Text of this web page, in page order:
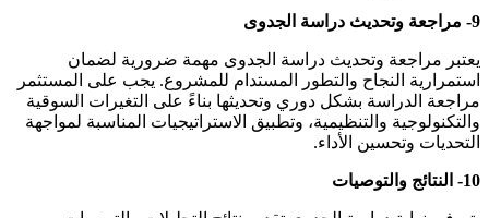
يعتبر مراجعة وتحديث دراسة الجدوى مهمة ضرورية لضمان
استمرارية النجاح والتطور المستدام للمشروع. يجب على المستثمر
مراجعة الدراسة بشكل دوري وتحديثها بناءً على التغيرات السوقية
والتكنولوجية والتنظيمية، وتطبيق الاستراتيجيات المناسبة لمواجهة
التحديات وتحسين الأداء.
10- النتائج والتوصيات